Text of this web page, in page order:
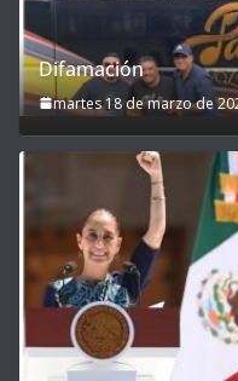
Difamación
martes 18 de marzo de